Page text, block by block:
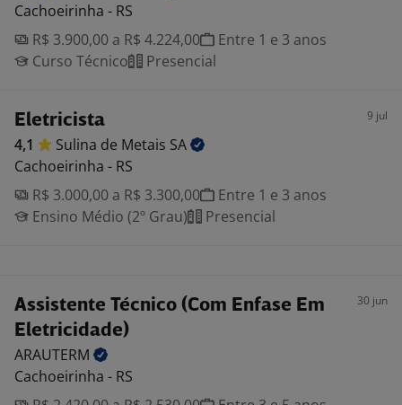
Cachoeirinha - RS
R$ 3.900,00 a R$ 4.224,00
Entre 1 e 3 anos
Curso Técnico
Presencial
Eletricista 9 jul
4,1 Sulina de Metais SA
Cachoeirinha - RS
R$ 3.000,00 a R$ 3.300,00
Entre 1 e 3 anos
Ensino Médio (2º Grau)
Presencial
Assistente Técnico (Com Enfase Em
Eletricidade)
30 jun
ARAUTERM
Cachoeirinha - RS